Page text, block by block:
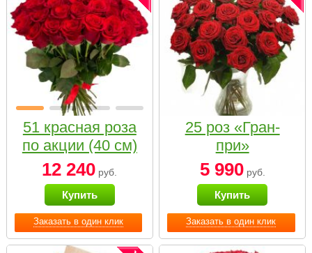
Заказать в один клик
51 красная роза
по акции (40 см)
12 240 руб.
Купить
Заказать в один клик
25 роз «Гран-
при»
5 990руб.
Купить